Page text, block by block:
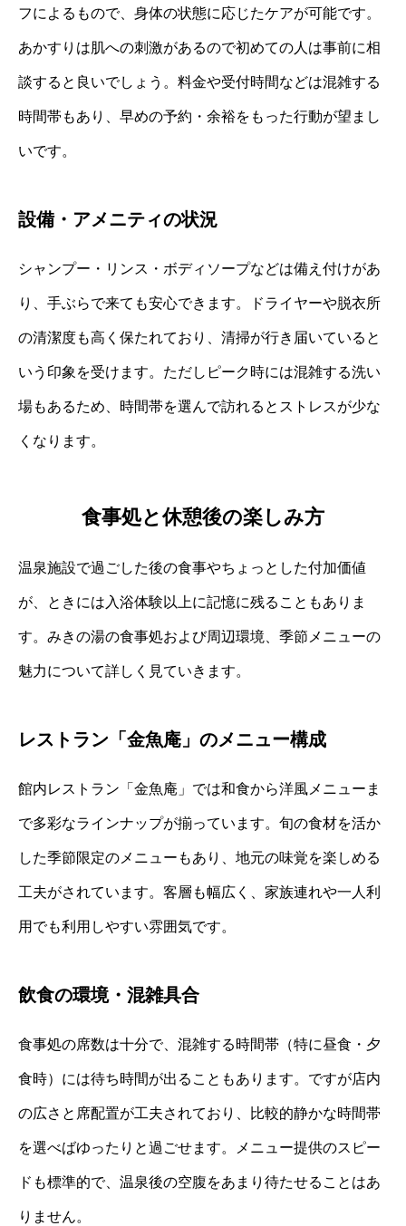
フによるもので、身体の状態に応じたケアが可能です。
あかすりは肌への刺激があるので初めての人は事前に相
談すると良いでしょう。料金や受付時間などは混雑する
時間帯もあり、早めの予約・余裕をもった行動が望まし
いです。
設備・アメニティの状況
シャンプー・リンス・ボディソープなどは備え付けがあ
り、手ぶらで来ても安心できます。ドライヤーや脱衣所
の清潔度も高く保たれており、清掃が行き届いていると
いう印象を受けます。ただしピーク時には混雑する洗い
場もあるため、時間帯を選んで訪れるとストレスが少な
くなります。
食事処と休憩後の楽しみ方
温泉施設で過ごした後の食事やちょっとした付加価値
が、ときには入浴体験以上に記憶に残ることもありま
す。みきの湯の食事処および周辺環境、季節メニューの
魅力について詳しく見ていきます。
レストラン「金魚庵」のメニュー構成
館内レストラン「金魚庵」では和食から洋風メニューま
で多彩なラインナップが揃っています。旬の食材を活か
した季節限定のメニューもあり、地元の味覚を楽しめる
工夫がされています。客層も幅広く、家族連れや一人利
用でも利用しやすい雰囲気です。
飲食の環境・混雑具合
食事処の席数は十分で、混雑する時間帯（特に昼食・夕
食時）には待ち時間が出ることもあります。ですが店内
の広さと席配置が工夫されており、比較的静かな時間帯
を選べばゆったりと過ごせます。メニュー提供のスピー
ドも標準的で、温泉後の空腹をあまり待たせることはあ
りません。